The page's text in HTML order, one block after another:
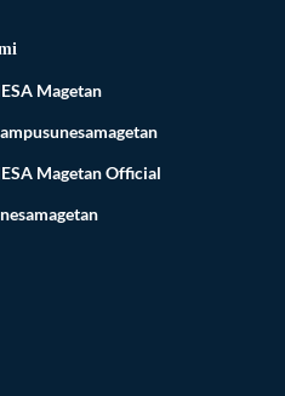
Magetan
MagetanOfficial